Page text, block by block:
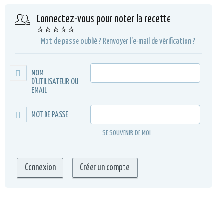
Connectez-vous pour noter la recette
⭐⭐⭐⭐⭐
Mot de passe oublié ? Renvoyer l'e-mail de vérification ?
NOM
D'UTILISATEUR OU
EMAIL
MOT DE PASSE
SE SOUVENIR DE MOI